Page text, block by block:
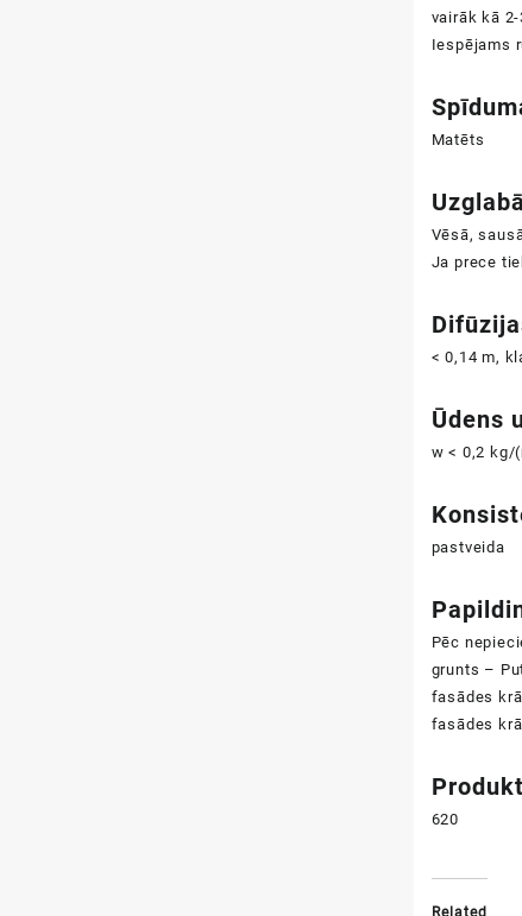
vairāk kā
Iespējams
Matēts
Vēsā,
Ja prece
< 0,14 m,
Ūdens
w < 0,2 kg/
pastveida
Pēc
grunts –
fasādes
fasādes
620
Related